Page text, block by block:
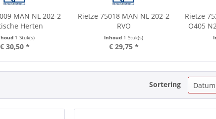
MAN NL 202-2
Herten
1 Stuk(s)
€ 30,50 *
Rietze 75018 MAN NL 202-2
RVO
Inhoud 1 Stuk(s)
€ 29,75 *
Rietze
O405
Sortering